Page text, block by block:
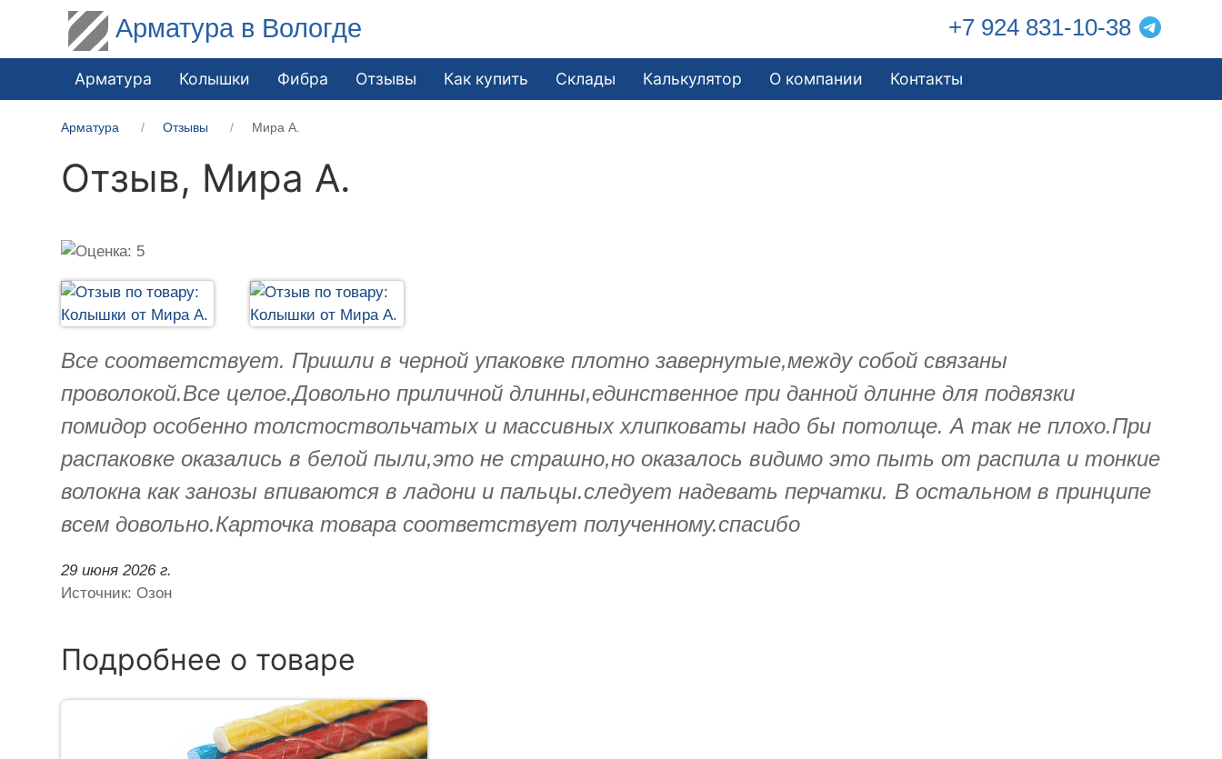
Арматура в Вологде +7 924 831-10-38
Арматура Колышки Фибра Отзывы Как купить Склады Калькулятор О компании Контакты
Арматура Отзывы Мира А.
Отзыв, Мира А.
Все соответствует. Пришли в черной упаковке плотно завернутые,между собой связаны
проволокой.Все целое.Довольно приличной длинны,единственное при данной длинне для подвязки
помидор особенно толстоствольчатых и массивных хлипковаты надо бы потолще. А так не плохо.При
распаковке оказались в белой пыли,это не страшно,но оказалось видимо это пыть от распила и тонкие
волокна как занозы впиваются в ладони и пальцы.следует надевать перчатки. В остальном в принципе
всем довольно.Карточка товара соответствует полученному.спасибо
29 июня 2026 г.
Источник: Озон
Подробнее о товаре